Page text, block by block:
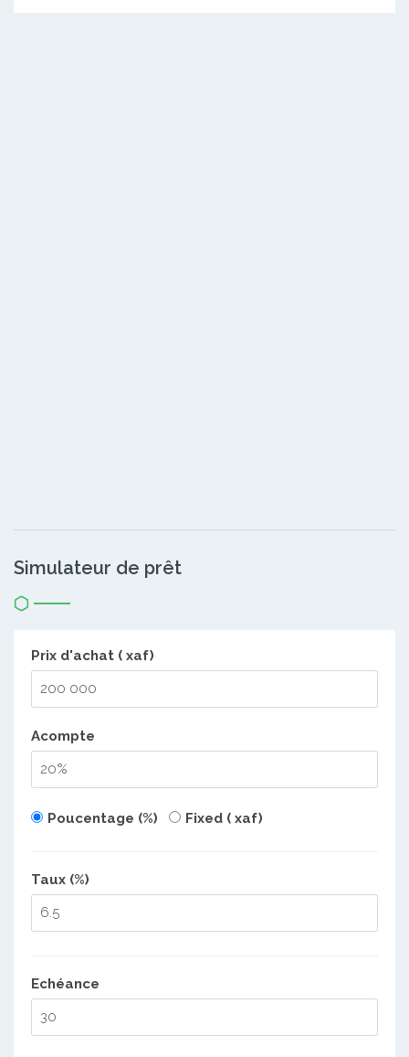
Simulateur de prêt
Prix d'achat ( xaf)
Acompte
Poucentage (%) Fixed ( xaf)
Taux (%)
Echéance